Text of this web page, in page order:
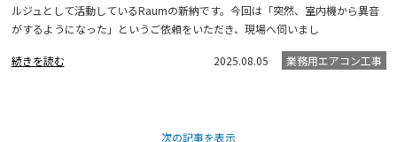
ルジュとして活動しているRaumの新納です。今回は「突然、室内機から異音
がするようになった」というご依頼をいただき、現場へ伺いまし
続きを読む 2025.08.05 業務用エアコン工事
次の記事を表示